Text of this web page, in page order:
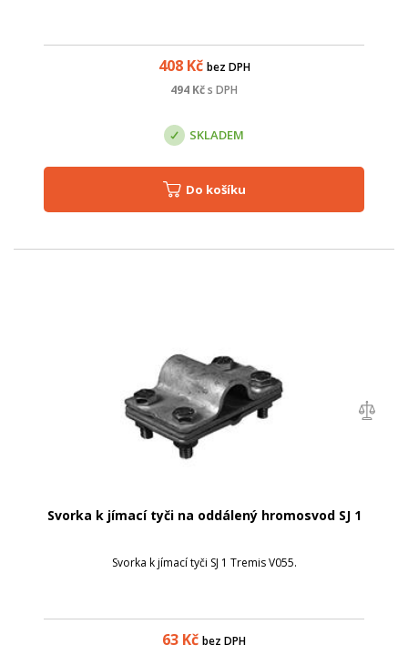
408Kč bez DPH
494 Kčs DPH
SKLADEM
Do košíku
Svorka k jímací tyči na oddálený hromosvod SJ 1
Svorka k jímací tyči SJ 1 Tremis V055.
63 Kč bez DPH